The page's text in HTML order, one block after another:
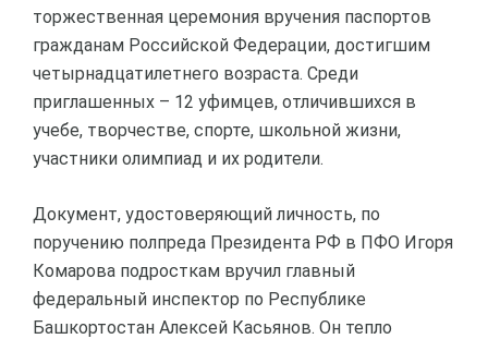
торжественная церемония вручения паспортов
гражданам Российской Федерации, достигшим
четырнадцатилетнего возраста. Среди
приглашенных – 12 уфимцев, отличившихся в
учебе, творчестве, спорте, школьной жизни,
участники олимпиад и их родители.
Документ, удостоверяющий личность, по
поручению полпреда Президента РФ в ПФО Игоря
Комарова подросткам вручил главный
федеральный инспектор по Республике
Башкортостан Алексей Касьянов. Он тепло